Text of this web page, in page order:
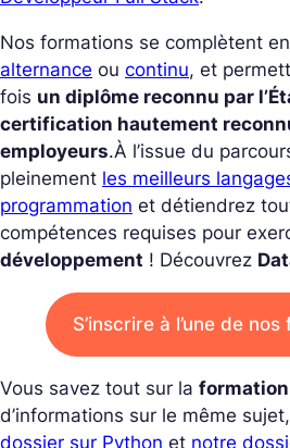
Nos formations se complètent en
alternance ou continu, et
fois un diplôme reconnu par
certification hautement
employeurs.À l’issue du
pleinement les meilleurs
programmation et détiendrez
compétences requises pour
développement ! Découvrez
S’inscrire à l’une de
Vous savez tout sur la
d’informations sur le même
dossier sur Python et notre